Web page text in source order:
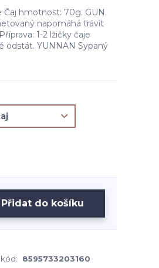
hmotnost: 70g. GUN
napomáhá trávit
1-2 lžičky čaje
odstát. YUNNAN Sypaný
Přidat do košíku
kód: 8595733203160